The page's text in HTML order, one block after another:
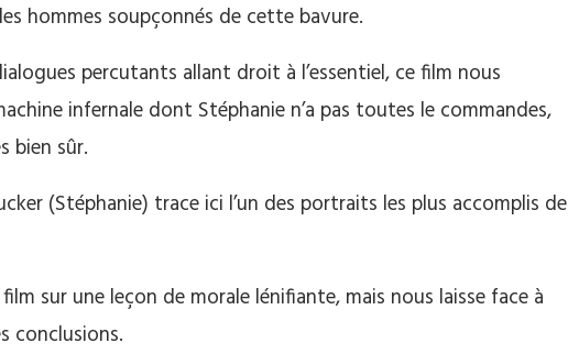
hommes soupçonnés de cette bavure.
percutants allant droit à l’essentiel, ce film nous
infernale dont Stéphanie n’a pas toutes le commandes,
bien sûr.
(Stéphanie) trace ici l’un des portraits les plus accomplis de
sur une leçon de morale lénifiante, mais nous laisse face à
conclusions.